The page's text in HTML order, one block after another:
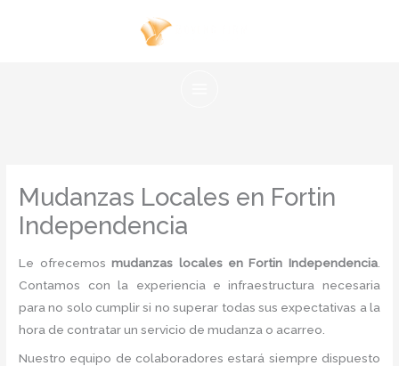
Mudanzas Locales en Fortin
Independencia
Le ofrecemos mudanzas locales en Fortin Independencia.
Contamos con la experiencia e infraestructura necesaria
para no solo cumplir si no superar todas sus expectativas a la
hora de contratar un servicio de mudanza o acarreo.
Nuestro equipo de colaboradores estará siempre dispuesto